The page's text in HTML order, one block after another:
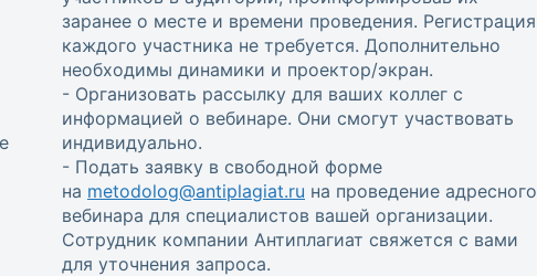
заранее о месте и времени проведения. Регистрация
каждого участника не требуется. Дополнительно
необходимы динамики и проектор/экран.
- Организовать рассылку для ваших коллег с
информацией о вебинаре. Они смогут участвовать
индивидуально.
- Подать заявку в свободной форме
на metodolog@antiplagiat.ru на проведение адресного
вебинара для специалистов вашей организации.
Сотрудник компании Антиплагиат свяжется с вами
для уточнения запроса.